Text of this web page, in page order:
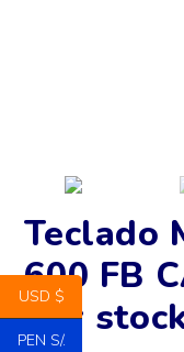
Teclado
600 FB
por
USD $
PEN S/.